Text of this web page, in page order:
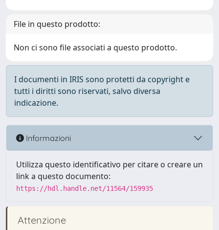
File in questo prodotto:
Non ci sono file associati a questo prodotto.
I documenti in IRIS sono protetti da copyright e
tutti i diritti sono riservati, salvo diversa
indicazione.
Informazioni
Utilizza questo identificativo per citare o creare un
link a questo documento:
https://hdl.handle.net/11564/159935
Attenzione